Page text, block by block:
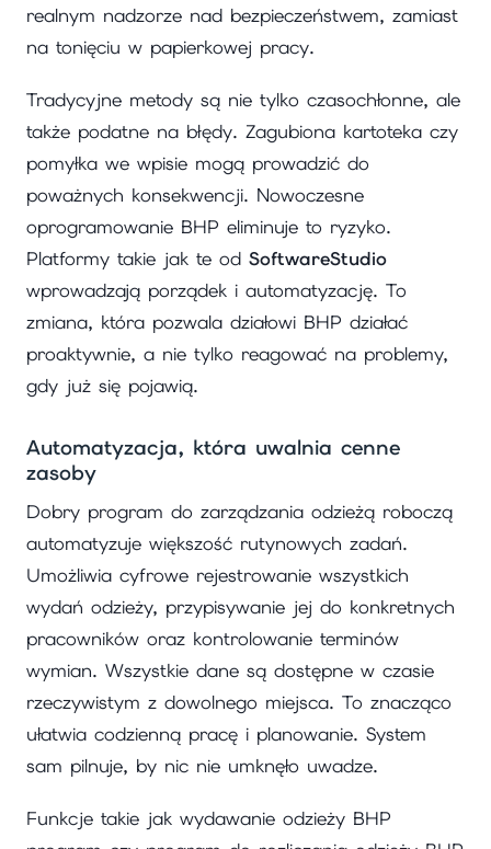
realnym nadzorze nad bezpieczeństwem, zamiast
na tonięciu w papierkowej pracy.
Tradycyjne metody są nie tylko czasochłonne, ale
także podatne na błędy. Zagubiona kartoteka czy
pomyłka we wpisie mogą prowadzić do
poważnych konsekwencji. Nowoczesne
oprogramowanie BHP eliminuje to ryzyko.
Platformy takie jak te od SoftwareStudio
wprowadzają porządek i automatyzację. To
zmiana, która pozwala działowi BHP działać
proaktywnie, a nie tylko reagować na problemy,
gdy już się pojawią.
Automatyzacja, która uwalnia cenne
zasoby
Dobry program do zarządzania odzieżą roboczą
automatyzuje większość rutynowych zadań.
Umożliwia cyfrowe rejestrowanie wszystkich
wydań odzieży, przypisywanie jej do konkretnych
pracowników oraz kontrolowanie terminów
wymian. Wszystkie dane są dostępne w czasie
rzeczywistym z dowolnego miejsca. To znacząco
ułatwia codzienną pracę i planowanie. System
sam pilnuje, by nic nie umknęło uwadze.
Funkcje takie jak wydawanie odzieży BHP